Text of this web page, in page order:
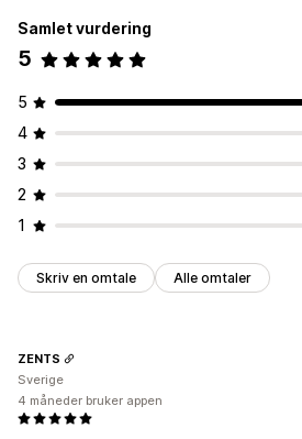
Samlet vurdering
5
5
4
3
2
1
Skriv en omtale Alle omtaler
ZENTS
Sverige
4 måneder bruker appen